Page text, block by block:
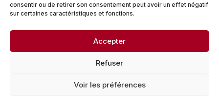
consentir ou de retirer son consentement peut avoir un effet négatif
sur certaines caractéristiques et fonctions.
Accepter
Refuser
Voir les préférences
Produits
Termes et conditions
Politique de confidentialité